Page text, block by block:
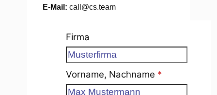
E-Mail: call@cs.team
Formular überspringen
Firma
Vorname, Nachname *